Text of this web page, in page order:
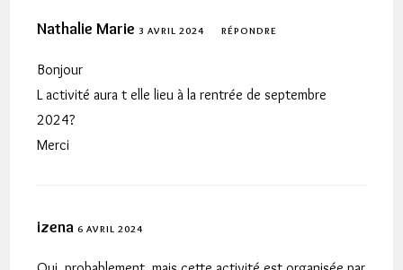
Nathalie Marie3 AVRIL 2024 RÉPONDRE
Bonjour
L activité aura t elle lieu à la rentrée de septembre
2024?
Merci
izena6 AVRIL 2024